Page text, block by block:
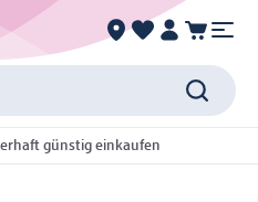
günstig einkaufen